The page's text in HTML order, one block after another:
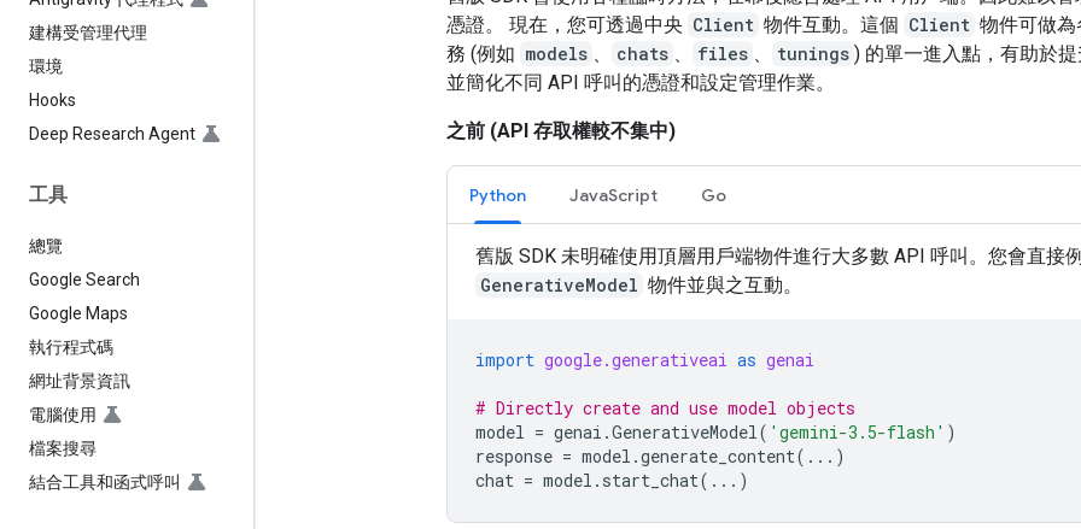
建構受管理代理
環境
Hooks
Deep Research Agent
工具
總覽
Google Search
Google Maps
執行程式碼
網址背景資訊
電腦使用
檔案搜尋
結合工具和函式呼叫
憑證。 現在，您可透過中央 Client 物件互動。這個 Client 物件可做
務 (例如 models 、 chats 、 files 、 tunings ) 的單一進入點，有助於
並簡化不同 API 呼叫的憑證和設定管理作業。
之前 (API 存取權較不集中)
Python JavaScript Go
舊版 SDK 未明確使用頂層用戶端物件進行大多數 API 呼叫。您會直接
GenerativeModel 物件並與之互動。
import google.generativeai as genai
# Directly create and use model objects
model = genai .GenerativeModel( 'gemini-3.5-flash' )
response = model .generate_content( ... )
chat = model . start_chat( ... )